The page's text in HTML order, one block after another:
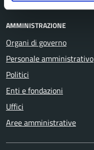
AMMINISTRAZIONE
Organi di governo
Personale amministrativo
Politici
Enti e fondazioni
Uffici
Aree amministrative